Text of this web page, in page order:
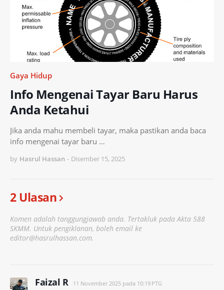
Gaya Hidup
Info Mengenai Tayar Baru Harus
Anda Ketahui
Jika anda mahu membeli tayar, maka pastikan anda baca
info mengenai tayar baru …
by Hasrul Hassan - Disember 15, 2025
2 Ulasan
Komen adalah tanggungjawab anda. Tertakluk pada Akta 588
SKMM. Untuk pengiklanan, boleh email ke
editor@hasrulhassan.com.
Faizal R 11 November 2025 pada 10:19 PTG